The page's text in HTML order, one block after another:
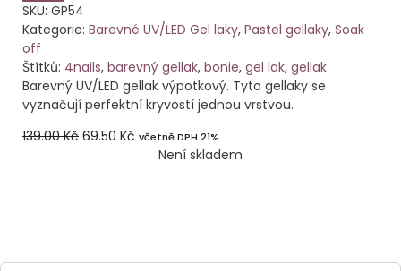
SKU: GP54
Kategorie: Barevné UV/LED Gel laky, Pastel gellaky, Soak
off
Štítků: 4nails, barevný gellak, bonie, gel lak, gellak
Barevný UV/LED gellak výpotkový. Tyto gellaky se
vyznačují perfektní kryvostí jednou vrstvou.
139.00Kč 69.50 Kč včetně DPH 21%
Není skladem